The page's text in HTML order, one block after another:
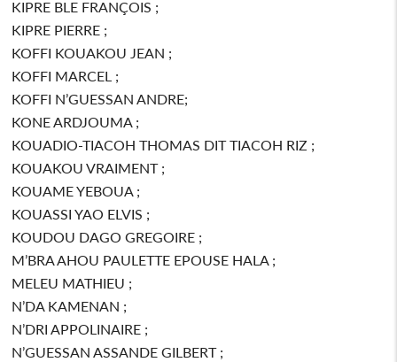
KIPRE BLE FRANÇOIS ;
KIPRE PIERRE ;
KOFFI KOUAKOU JEAN ;
KOFFI MARCEL ;
KOFFI N’GUESSAN ANDRE;
KONE ARDJOUMA ;
KOUADIO-TIACOH THOMAS DIT TIACOH RIZ ;
KOUAKOU VRAIMENT ;
KOUAME YEBOUA ;
KOUASSI YAO ELVIS ;
KOUDOU DAGO GREGOIRE ;
M’BRA AHOU PAULETTE EPOUSE HALA ;
MELEU MATHIEU ;
N’DA KAMENAN ;
N’DRI APPOLINAIRE ;
N’GUESSAN ASSANDE GILBERT ;